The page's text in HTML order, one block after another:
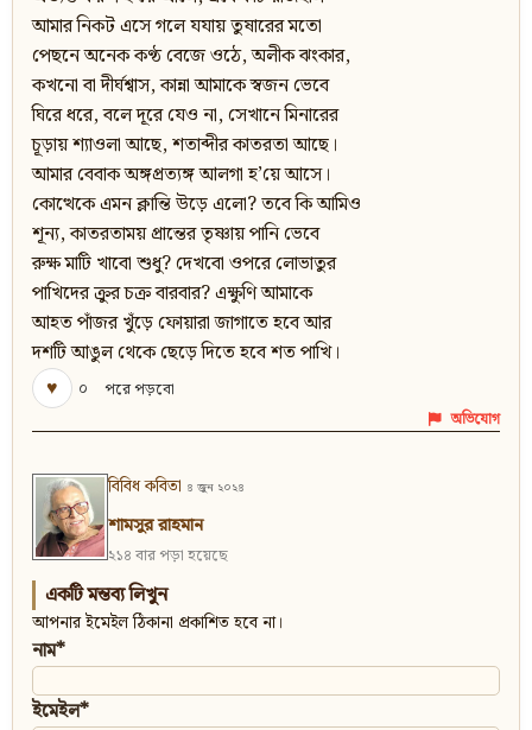
আমার নিকট এসে গলে যযায় তুষারের মতো
পেছনে অনেক কণ্ঠ বেজে ওঠে, অলীক ঝংকার,
কখনো বা দীর্ঘশ্বাস, কান্না আমাকে স্বজন ভেবে
ঘিরে ধরে, বলে দূরে যেও না, সেখানে মিনারের
চূড়ায় শ্যাওলা আছে, শতাব্দীর কাতরতা আছে।
আমার বেবাক অঙ্গপ্রত্যঙ্গ আলগা হ’য়ে আসে।
কোত্থেকে এমন ক্লান্তি উড়ে এলো? তবে কি আমিও
শূন্য, কাতরতাময় প্রান্তের তৃষ্ণায় পানি ভেবে
রুক্ষ মাটি খাবো শুধু? দেখবো ওপরে লোভাতুর
পাখিদের ক্রুর চক্র বারবার? এক্ষুণি আমাকে
আহত পাঁজর খুঁড়ে ফোয়ারা জাগাতে হবে আর
দশটি আঙুল থেকে ছেড়ে দিতে হবে শত পাখি।
♥
০ পরে পড়বো
অভিযোগ
বিবিধ কবিতা ৪ জুন ২০২৪
শামসুর রাহমান
২১৪ বার পড়া হয়েছে
একটি মন্তব্য লিখুন
আপনার ইমেইল ঠিকানা প্রকাশিত হবে না।
নাম*
ইমেইল*